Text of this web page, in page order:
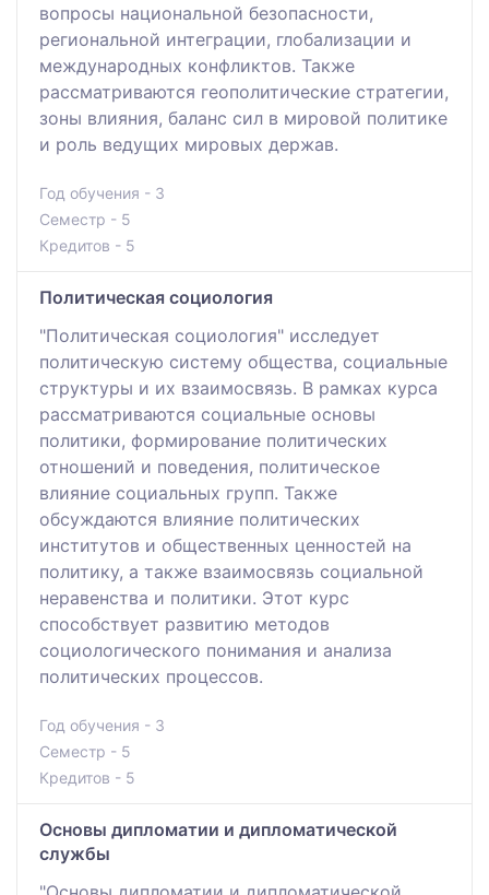
вопросы национальной безопасности,
региональной интеграции, глобализации и
международных конфликтов. Также
рассматриваются геополитические стратегии,
зоны влияния, баланс сил в мировой политике
и роль ведущих мировых держав.
Год обучения - 3
Семестр - 5
Кредитов - 5
Политическая социология
"Политическая социология" исследует
политическую систему общества, социальные
структуры и их взаимосвязь. В рамках курса
рассматриваются социальные основы
политики, формирование политических
отношений и поведения, политическое
влияние социальных групп. Также
обсуждаются влияние политических
институтов и общественных ценностей на
политику, а также взаимосвязь социальной
неравенства и политики. Этот курс
способствует развитию методов
социологического понимания и анализа
политических процессов.
Год обучения - 3
Семестр - 5
Кредитов - 5
Основы дипломатии и дипломатической
службы